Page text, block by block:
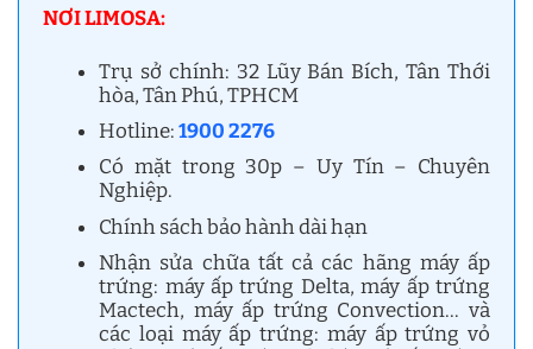
NƠI LIMOSA:
Trụ sở chính: 32 Lũy Bán Bích, Tân Thới
hòa, Tân Phú, TPHCM
Hotline:1900 2276
Có mặt trong 30p – Uy Tín – Chuyên
Nghiệp.
Chính sách bảo hành dài hạn
Nhận sửa chữa tất cả các hãng máy ấp
trứng: máy ấp trứng Delta, máy ấp trứng
Mactech, máy ấp trứng Convection… và
các loại máy ấp trứng: máy ấp trứng vỏ